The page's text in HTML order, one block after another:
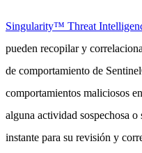
Singularity™ Threat
pueden recopilar y
de comportamiento de
comportamientos maliciosos
alguna actividad sospechosa o
instante para su revisión y